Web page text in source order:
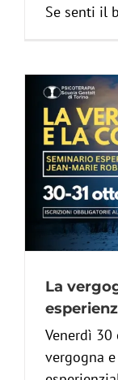
Se senti il
La
Venerdì
vergogna